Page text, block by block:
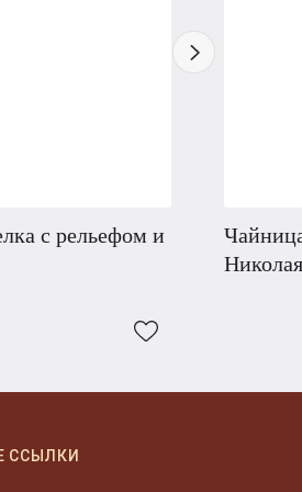
с рельефом и
ССЫЛКИ